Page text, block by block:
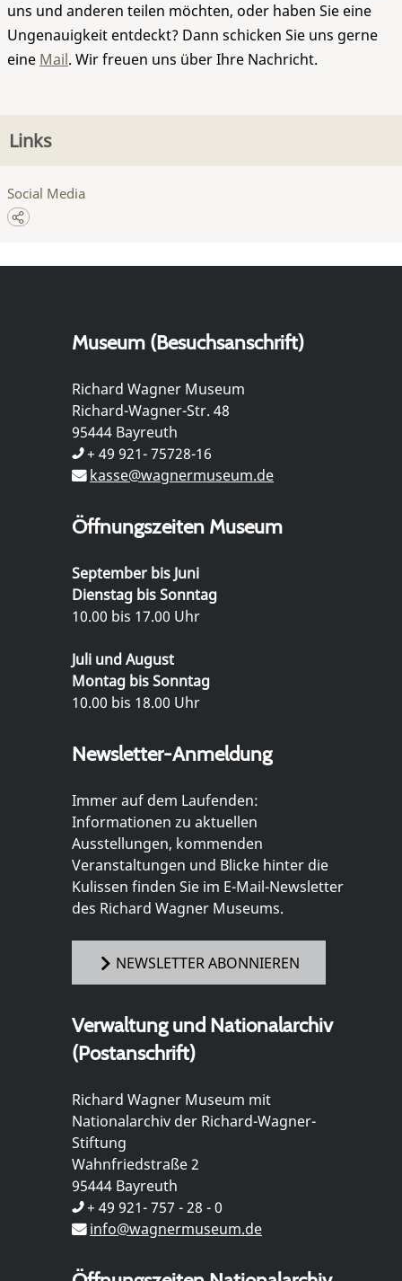
uns und anderen teilen möchten, oder haben Sie eine
Ungenauigkeit entdeckt? Dann schicken Sie uns gerne
eine Mail. Wir freuen uns über Ihre Nachricht.
Links
Social Media
Museum (Besuchsanschrift)
Richard Wagner Museum
Richard-Wagner-Str. 48
95444 Bayreuth
+ 49 921- 75728-16
kasse@wagnermuseum.de
Öffnungszeiten Museum
September bis Juni
Dienstag bis Sonntag
10.00 bis 17.00 Uhr
Juli und August
Montag bis Sonntag
10.00 bis 18.00 Uhr
Newsletter-Anmeldung
Immer auf dem Laufenden:
Informationen zu aktuellen
Ausstellungen, kommenden
Veranstaltungen und Blicke hinter die
Kulissen finden Sie im E-Mail-Newsletter
des Richard Wagner Museums.
NEWSLETTER ABONNIEREN
Verwaltung und Nationalarchiv
(Postanschrift)
Richard Wagner Museum mit
Nationalarchiv der Richard-Wagner-
Stiftung
Wahnfriedstraße 2
95444 Bayreuth
+ 49 921- 757 - 28 - 0
info@wagnermuseum.de